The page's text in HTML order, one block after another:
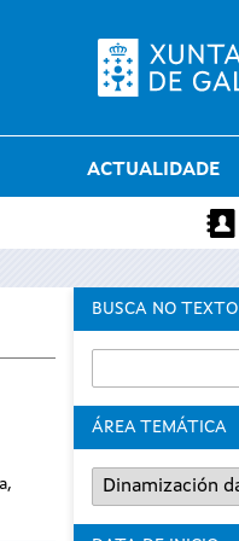
ACTUALIDADE
BUSCA NO TEXTO
ÁREA TEMÁTICA